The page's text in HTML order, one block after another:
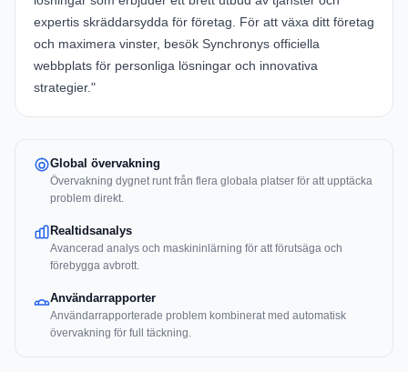
expertis skräddarsydda för företag. För att växa ditt företag
och maximera vinster, besök Synchronys officiella
webbplats för personliga lösningar och innovativa
strategier."
Global övervakning
Övervakning dygnet runt från flera globala platser för att upptäcka
problem direkt.
Realtidsanalys
Avancerad analys och maskininlärning för att förutsäga och
förebygga avbrott.
Användarrapporter
Användarrapporterade problem kombinerat med automatisk
övervakning för full täckning.